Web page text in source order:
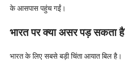
के आसपास पहुंच गईं।
भारत पर क्या असर पड़ सकता
भारत के लिए सबसे बड़ी चिंता आयात बिल है।